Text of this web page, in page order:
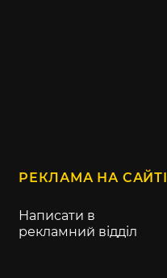
РЕКЛАМА НА САЙТІ
Написати в
рекламний відділ